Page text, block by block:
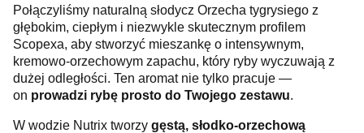
Połączyliśmy naturalną słodycz Orzecha tygrysiego z
głębokim, ciepłym i niezwykle skutecznym profilem
Scopexa, aby stworzyć mieszankę o intensywnym,
kremowo-orzechowym zapachu, który ryby wyczuwają z
dużej odległości. Ten aromat nie tylko pracuje —
on prowadzi rybę prosto do Twojego zestawu.
W wodzie Nutrix tworzy gęstą, słodko-orzechową